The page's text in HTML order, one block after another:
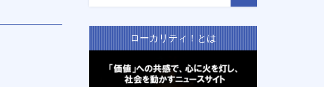
ローカリティ！とは